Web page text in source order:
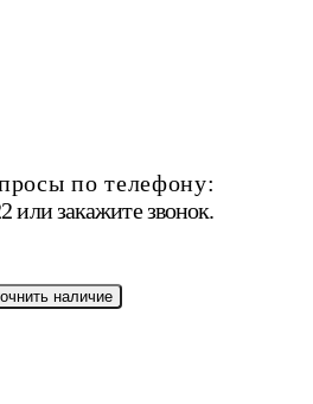
по телефону:
илизакажите звонок.
наличие